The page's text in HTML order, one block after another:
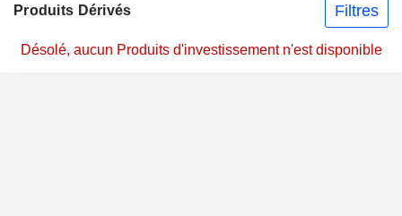
Produits Dérivés Filtres
Désolé, aucun Produits d'investissement n'est disponible